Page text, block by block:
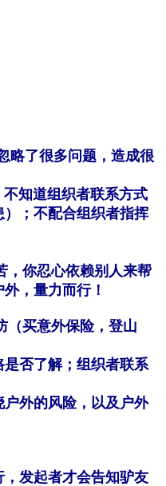
略了很多问题，造成很
知道组织者联系方式
；不配合组织者指挥
你忍心依赖别人来帮
，量力而行！
买意外保险，登山
否了解；组织者联系
外的风险，以及户外
发起者才会告知驴友